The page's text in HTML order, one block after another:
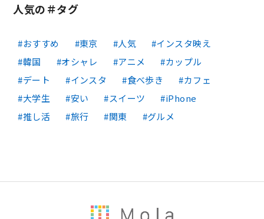
人気の＃タグ
おすすめ 東京 人気
インスタ映え
韓国
オシャレ アニメ
カップル
デート
インスタ 食べ歩き
カフェ
大学生
安い スイーツ
iPhone
推し活
旅行 関東 グルメ